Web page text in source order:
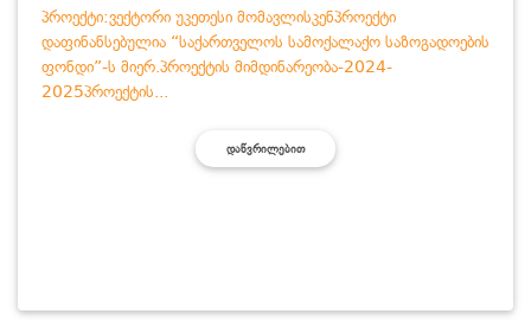
პროექტი:ვექტორი უკეთესი მომავლისკენპროექტი
დაფინანსებულია “საქართველოს სამოქალაქო საზოგადოების
ფონდი”-ს მიერ.პროექტის მიმდინარეობა-2024-
2025პროექტის...
ᲓᲐᲬᲕᲠᲘᲚᲔᲑᲘᲗ